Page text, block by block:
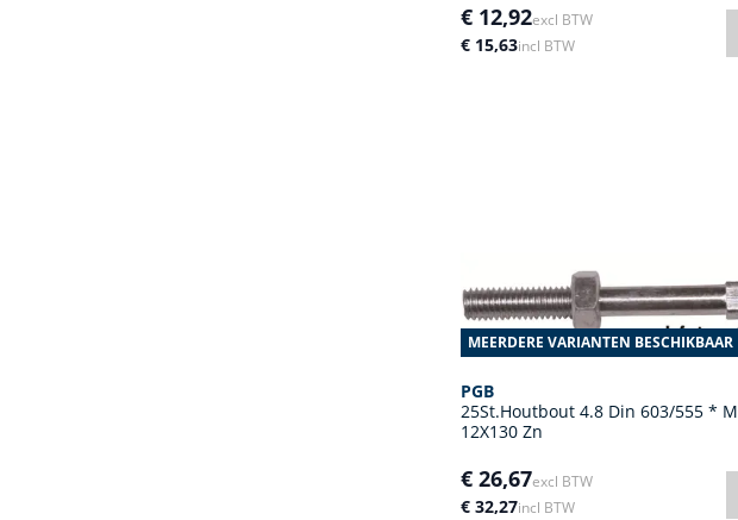
€ 12,92excl BTW
€ 15,63incl BTW
MEERDERE VARIANTEN BESCHIKBAAR
PGB
25St.Houtbout 4.8 Din 603/555 * M
12X130 Zn
€ 26,67excl BTW
€ 32,27incl BTW